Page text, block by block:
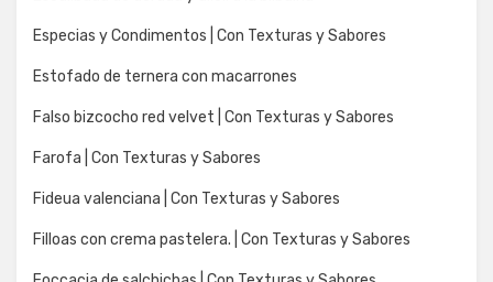
Especias y Condimentos | Con Texturas y Sabores
Estofado de ternera con macarrones
Falso bizcocho red velvet | Con Texturas y Sabores
Farofa | Con Texturas y Sabores
Fideua valenciana | Con Texturas y Sabores
Filloas con crema pastelera. | Con Texturas y Sabores